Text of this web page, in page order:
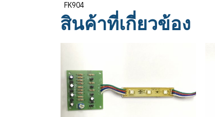
FK904
สินค้าที่เกี่ยวข้อง